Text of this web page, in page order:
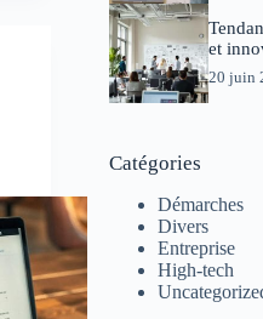
et
20 juin
Catégories
Démarches
Divers
Entreprise
High-tech